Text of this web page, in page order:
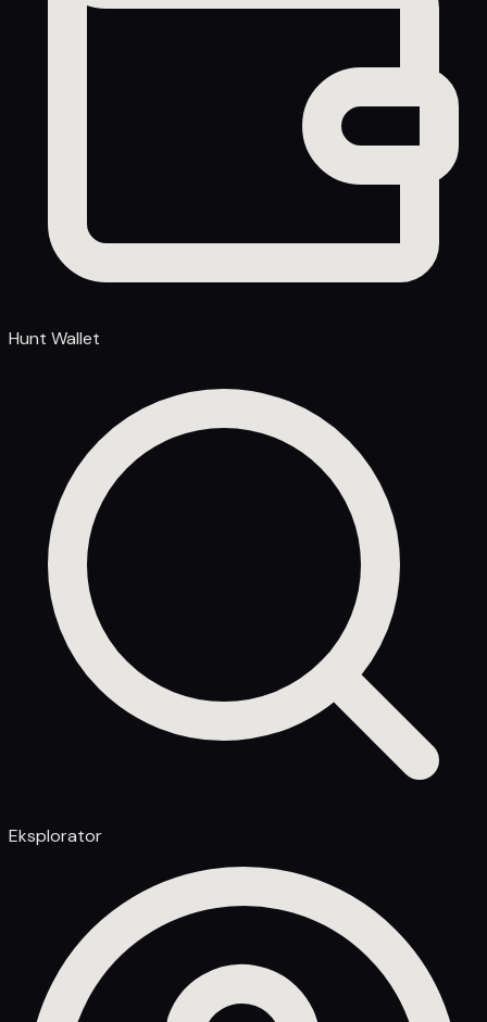
Hunt Wallet
Eksplorator